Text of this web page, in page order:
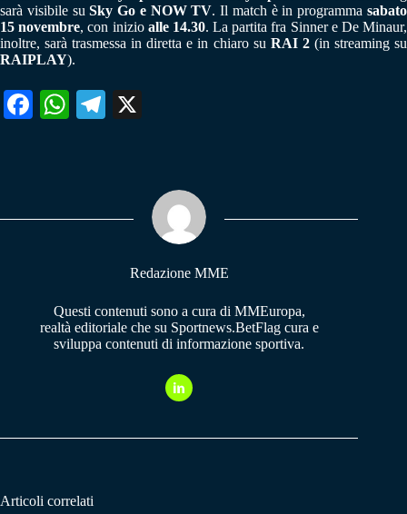
sarà visibile suSky Go e NOW TV. Il match è in programmasabato
15 novembre, con inizio alle 14.30. La partita fra Sinner e De Minaur,
inoltre, sarà trasmessa in diretta e in chiaro su RAI 2(in streaming su
RAIPLAY).
Fa W
pp
Te
m
Redazione MME
Questi contenuti sono a cura di MMEuropa,
realtà editoriale che su Sportnews.BetFlag cura e
sviluppa contenuti di informazione sportiva.
Articoli correlati